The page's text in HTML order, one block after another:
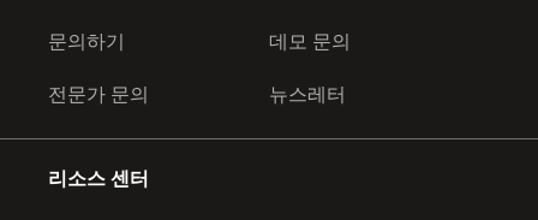
문의하기 데모 문의
전문가 문의 뉴스레터
리소스 센터